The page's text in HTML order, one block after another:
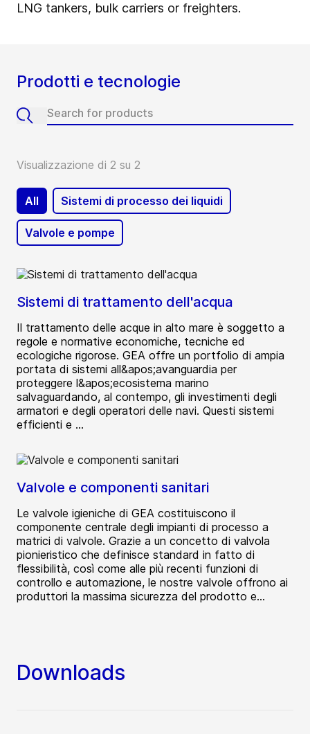
LNG tankers, bulk carriers or freighters.
Prodotti e tecnologie
Visualizzazione di 2 su 2
All Sistemi di processo dei liquidi
Valvole e pompe
Sistemi di trattamento dell'acqua
Il trattamento delle acque in alto mare è soggetto a
regole e normative economiche, tecniche ed
ecologiche rigorose. GEA offre un portfolio di ampia
portata di sistemi all&apos;avanguardia per
proteggere l&apos;ecosistema marino
salvaguardando, al contempo, gli investimenti degli
armatori e degli operatori delle navi. Questi sistemi
efficienti e ...
Valvole e componenti sanitari
Le valvole igieniche di GEA costituiscono il
componente centrale degli impianti di processo a
matrici di valvole. Grazie a un concetto di valvola
pionieristico che definisce standard in fatto di
flessibilità, così come alle più recenti funzioni di
controllo e automazione, le nostre valvole offrono ai
produttori la massima sicurezza del prodotto e...
Downloads